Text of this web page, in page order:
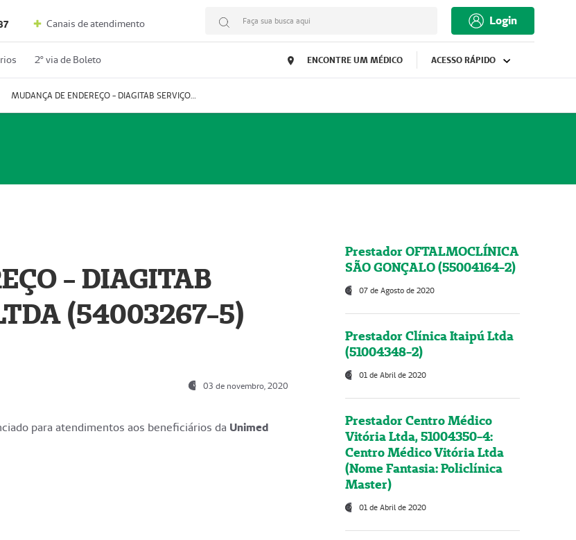
Canais de atendimento Faça sua busca aqui Login
2º via de Boleto ENCONTRE UM MÉDICO ACESSO RÁPIDO
MUDANÇA DE ENDEREÇO - DIAGITAB SERVIÇOS MÉDICOS LTDA (54003267-5)
- DIAGITAB
(54003267-5)
03 de novembro, 2020
para atendimentos aos beneficiários da Unimed
Prestador OFTALMOCLÍNICA
SÃO GONÇALO (55004164-2)
07 de Agosto de 2020
Prestador Clínica Itaipú Ltda
(51004348-2)
01 de Abril de 2020
Prestador Centro Médico
Vitória Ltda, 51004350-4:
Centro Médico Vitória Ltda
(Nome Fantasia: Policlínica
Master)
01 de Abril de 2020